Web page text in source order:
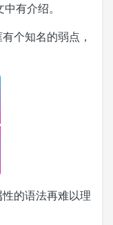
中有介绍。
个知名的弱点，
性的语法再难以理